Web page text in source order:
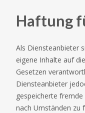
Haftung
Als Diensteanbieter
eigene Inhalte auf
Gesetzen
Diensteanbieter
gespeicherte
nach Umständen zu